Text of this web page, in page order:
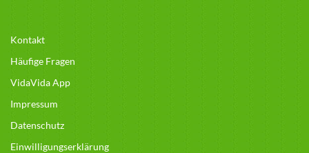
Kontakt
Häufige Fragen
VidaVida App
Impressum
Datenschutz
Einwilligungserklärung